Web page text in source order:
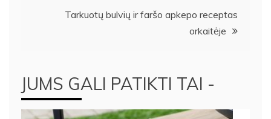
Tarkuotų bulvių ir faršo apkepo receptas
orkaitėje
JUMS GALI PATIKTI TAI -